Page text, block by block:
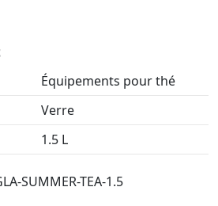
Équipements pour thé
Verre
1.5 L
SUMMER-TEA-1.5